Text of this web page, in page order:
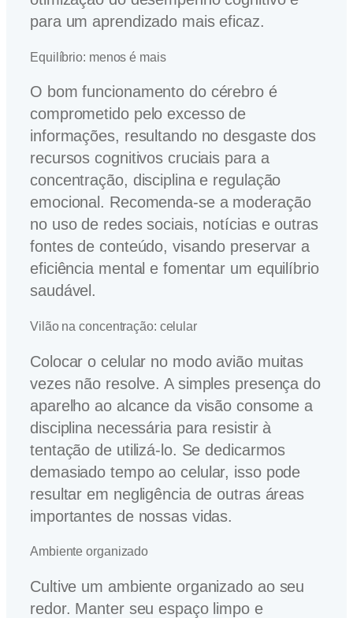
para um aprendizado mais eficaz.
Equilíbrio: menos é mais
O bom funcionamento do cérebro é
comprometido pelo excesso de
informações, resultando no desgaste dos
recursos cognitivos cruciais para a
concentração, disciplina e regulação
emocional. Recomenda-se a moderação
no uso de redes sociais, notícias e outras
fontes de conteúdo, visando preservar a
eficiência mental e fomentar um equilíbrio
saudável.
Vilão na concentração: celular
Colocar o celular no modo avião muitas
vezes não resolve. A simples presença do
aparelho ao alcance da visão consome a
disciplina necessária para resistir à
tentação de utilizá-lo. Se dedicarmos
demasiado tempo ao celular, isso pode
resultar em negligência de outras áreas
importantes de nossas vidas.
Ambiente organizado
Cultive um ambiente organizado ao seu
redor. Manter seu espaço limpo e